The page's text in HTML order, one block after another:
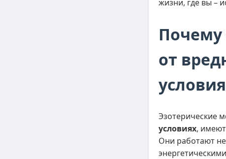
жизни, где вы –
Почему
от
Эзотерические
условиях,
Они работают